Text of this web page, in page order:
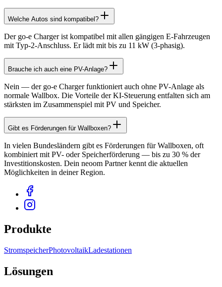
Welche Autos sind kompatibel?
Der go-e Charger ist kompatibel mit allen gängigen E-Fahrzeugen
mit Typ-2-Anschluss. Er lädt mit bis zu 11 kW (3-phasig).
Brauche ich auch eine PV-Anlage?
Nein — der go-e Charger funktioniert auch ohne PV-Anlage als
normale Wallbox. Die Vorteile der KI-Steuerung entfalten sich am
stärksten im Zusammenspiel mit PV und Speicher.
Gibt es Förderungen für Wallboxen?
In vielen Bundesländern gibt es Förderungen für Wallboxen, oft
kombiniert mit PV- oder Speicherförderung — bis zu 30 % der
Investitionskosten. Dein neoom Partner kennt die aktuellen
Möglichkeiten in deiner Region.
Produkte
StromspeicherPhotovoltaikLadestationen
Lösungen